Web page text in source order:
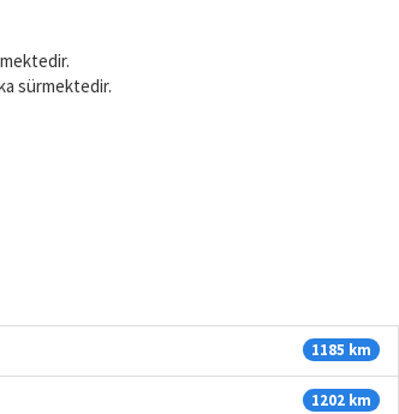
sürmektedir.
1185 km
1202 km